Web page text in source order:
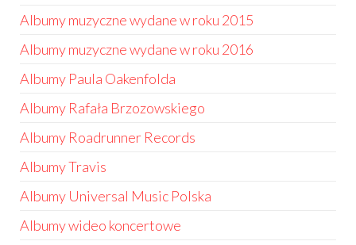
Albumy muzyczne wydane w roku 2015
Albumy muzyczne wydane w roku 2016
Albumy Paula Oakenfolda
Albumy Rafała Brzozowskiego
Albumy Roadrunner Records
Albumy Travis
Albumy Universal Music Polska
Albumy wideo koncertowe